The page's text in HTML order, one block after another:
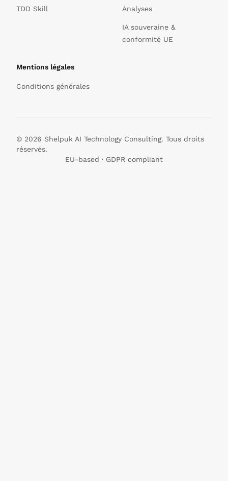
TDD Skill Analyses
IA souveraine &
conformité UE
Mentions légales
Conditions générales
© 2026 Shelpuk AI Technology Consulting. Tous droits
réservés.
EU-based · GDPR compliant